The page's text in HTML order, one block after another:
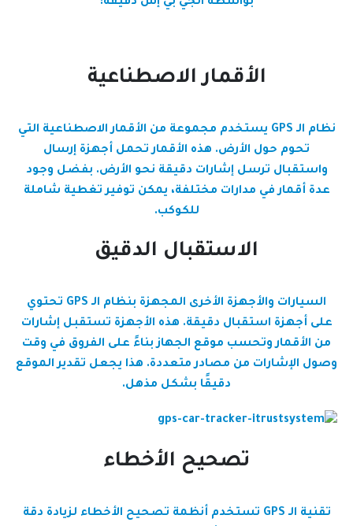
بواسطة الجي بي إس دقيقة:
الأقمار الاصطناعية
نظام الـ GPS يستخدم مجموعة من الأقمار الاصطناعية التي
تحوم حول الأرض. هذه الأقمار تحمل أجهزة إرسال
واستقبال ترسل إشارات دقيقة نحو الأرض. بفضل وجود
عدة أقمار في مدارات مختلفة، يمكن توفير تغطية شاملة
للكوكب.
الاستقبال الدقيق
السيارات والأجهزة الأخرى المجهزة بنظام الـ GPS تحتوي
على أجهزة استقبال دقيقة. هذه الأجهزة تستقبل إشارات
من الأقمار وتحسب موقع الجهاز بناءً على الفروق في وقت
وصول الإشارات من مصادر متعددة. هذا يجعل تقدير الموقع
دقيقًا بشكل مذهل.
تصحيح الأخطاء
تقنية الـ GPS تستخدم أنظمة تصحيح الأخطاء لزيادة دقة